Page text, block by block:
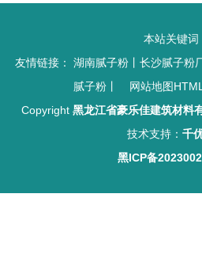
本站关键词
友情链接： 湖南腻子粉 长沙腻子粉
腻子粉
网站地图HTML
Copyright 黑龙江省豪乐佳建筑材料
技术支持： 千
黑ICP备